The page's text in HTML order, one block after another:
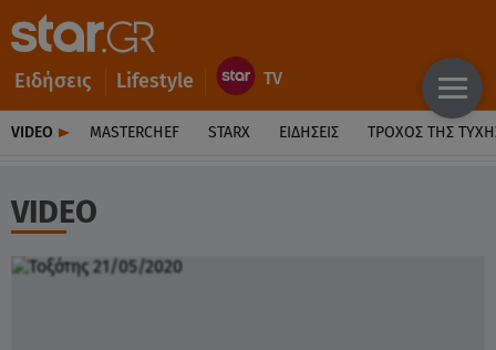
Ειδήσεις Lifestyle
VIDEO MASTERCHEF STARX ΕΙΔΉΣΕΙΣ ΤΡΟΧΌΣ ΤΗΣ
VIDEO